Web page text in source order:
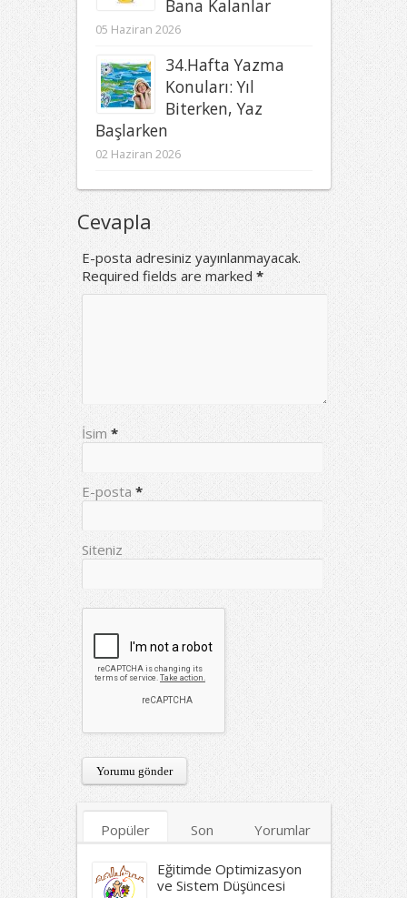
Bana Kalanlar
05 Haziran 2026
34.Hafta Yazma
Konuları: Yıl
Biterken, Yaz
Başlarken
02 Haziran 2026
Cevapla
E-posta adresiniz yayınlanmayacak.
Required fields are marked*
İsim *
E-posta *
Siteniz
Popüler Son
Yorumlar
Etiketler
Eğitimde Optimizasyon
ve Sistem Düşüncesi